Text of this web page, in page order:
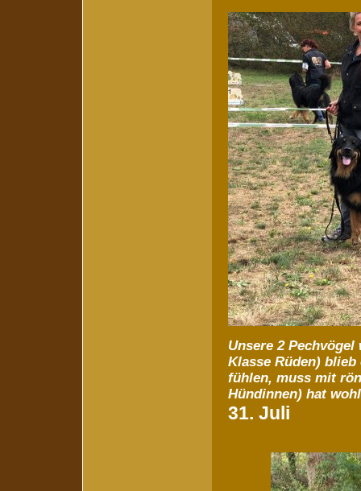
Unsere 2
Klasse Rüden)
fühlen, muss mit
Hündinnen) hat
31. Juli